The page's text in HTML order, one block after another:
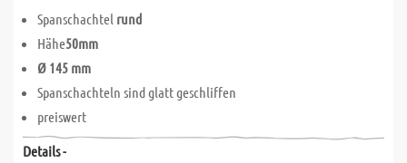
Spanschachtel rund
Hähe50mm
Ø 145 mm
Spanschachteln sind glatt geschliffen
preiswert
Details -